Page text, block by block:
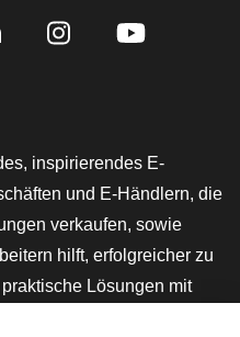
inspirierendes E-
und E-Händlern, die
verkaufen, sowie
hilft, erfolgreicher zu
Lösungen mit